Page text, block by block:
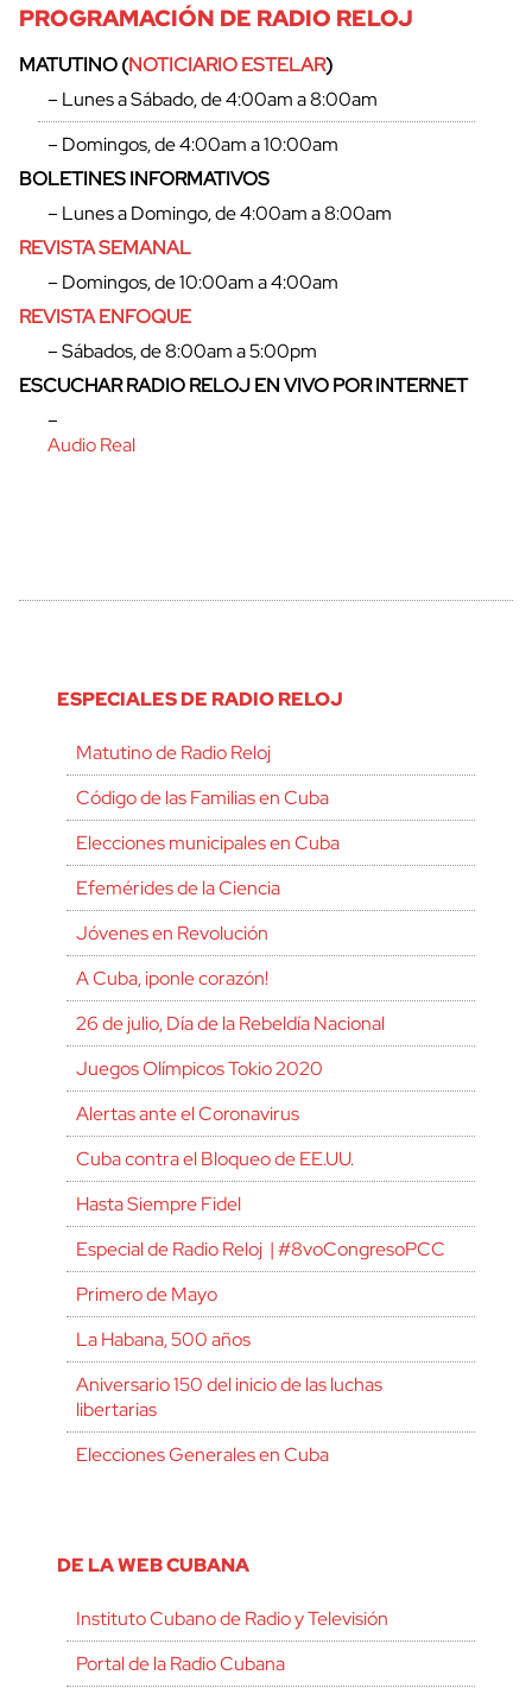
PROGRAMACIÓN DE RADIO RELOJ
MATUTINO (NOTICIARIO ESTELAR)
– Lunes a Sábado, de 4:00am a 8:00am
– Domingos, de 4:00am a 10:00am
BOLETINES INFORMATIVOS
– Lunes a Domingo, de 4:00am a 8:00am
REVISTA SEMANAL
– Domingos, de 10:00am a 4:00am
REVISTA ENFOQUE
– Sábados, de 8:00am a 5:00pm
ESCUCHAR RADIO RELOJ EN VIVO POR INTERNET
–
Audio Real
ESPECIALES DE RADIO RELOJ
Matutino de Radio Reloj
Código de las Familias en Cuba
Elecciones municipales en Cuba
Efemérides de la Ciencia
Jóvenes en Revolución
A Cuba, ¡ponle corazón!
26 de julio, Día de la Rebeldía Nacional
Juegos Olímpicos Tokio 2020
Alertas ante el Coronavirus
Cuba contra el Bloqueo de EE.UU.
Hasta Siempre Fidel
Especial de Radio Reloj | #8voCongresoPCC
Primero de Mayo
La Habana, 500 años
Aniversario 150 del inicio de las luchas
libertarias
Elecciones Generales en Cuba
DE LA WEB CUBANA
Instituto Cubano de Radio y Televisión
Portal de la Radio Cubana